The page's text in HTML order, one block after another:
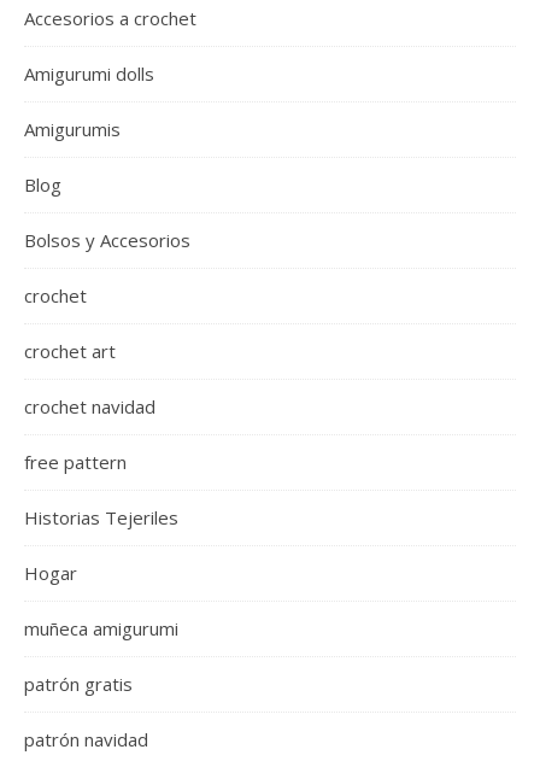
Accesorios a crochet
Amigurumi dolls
Amigurumis
Blog
Bolsos y Accesorios
crochet
crochet art
crochet navidad
free pattern
Historias Tejeriles
Hogar
muñeca amigurumi
patrón gratis
patrón navidad